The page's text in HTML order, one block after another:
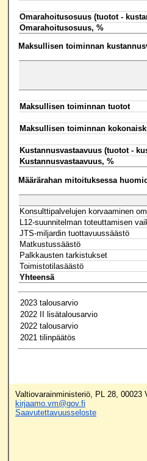
Omarahoitusosuus (tuotot -
Omarahoitusosuus, %
Maksullisen toiminnan
Maksullisen toiminnan tuotot
Maksullisen toiminnan
Kustannusvastaavuus (tuotot -
Kustannusvastaavuus, %
Määrärahan mitoituksessa
Konsulttipalvelujen korvaaminen
L12-suunnitelman toteuttamisen
JTS-miljardin tuottavuussäästö
Matkustussäästö
Palkkausten tarkistukset
Toimistotilasäästö
Yhteensä
2023 talousarvio
2022 II lisätalousarvio
2022 talousarvio
2021 tilinpäätös
Valtiovarainministeriö, PL 28, 00023
kirjaamo.vm@gov.fi
Saavutettavuusseloste